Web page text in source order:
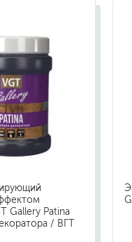
Gallery Patina
/ ВГТ